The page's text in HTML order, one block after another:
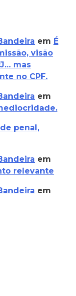
em É
visão
mas
no CPF.
em
penal,
em
relevante
em